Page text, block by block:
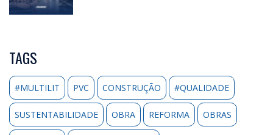
TAGS
#MULTILIT PVC CONSTRUÇÃO #QUALIDADE
SUSTENTABILIDADE OBRA REFORMA OBRAS